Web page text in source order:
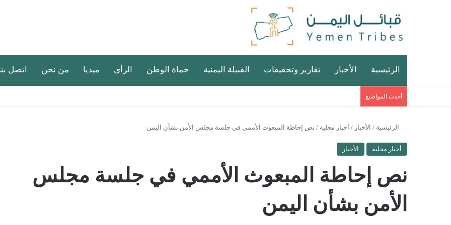
الرئيسية الأخبار تقارير وتحقيقات القبيلة اليمنية حماة الوطن الرأي ميديا من نحن اتصل
أحدث المواضيغ
الرئيسية / الأخبار / أخبار محلية / نص إحاطة المبعوث الأممي في جلسة مجلس الأمن بشأن اليمن
أخبار محلية الأخبار
نص إحاطة المبعوث الأممي في جلسة مجلس
الأمن بشأن اليمن